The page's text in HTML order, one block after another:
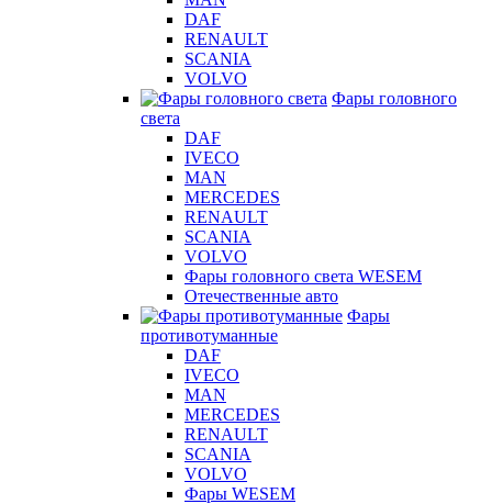
DAF
RENAULT
SCANIA
VOLVO
Фары головного
света
DAF
IVECO
MAN
MERCEDES
RENAULT
SCANIA
VOLVO
Фары головного света WESEM
Отечественные авто
Фары
противотуманные
DAF
IVECO
MAN
MERCEDES
RENAULT
SCANIA
VOLVO
Фары WESEM